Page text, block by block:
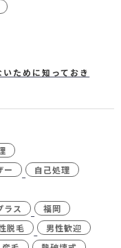
ために知っておき
ー
自己処理
ラス
福岡
脱毛
男性歓迎